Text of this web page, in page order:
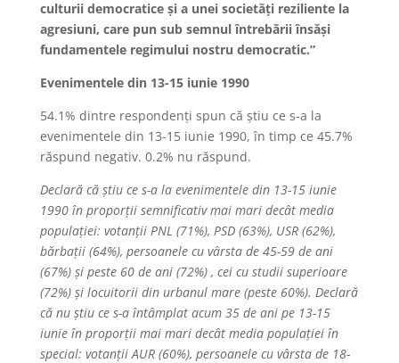
culturii democratice și a unei societăți reziliente la
agresiuni, care pun sub semnul întrebării însăși
fundamentele regimului nostru democratic.”
Evenimentele din 13-15 iunie 1990
54.1% dintre respondenți spun că știu ce s-a la
evenimentele din 13-15 iunie 1990, în timp ce 45.7%
răspund negativ. 0.2% nu răspund.
Declară că știu ce s-a la evenimentele din 13-15 iunie
1990 în proporții semnificativ mai mari decât media
populației: votanții PNL (71%), PSD (63%), USR (62%),
bărbații (64%), persoanele cu vârsta de 45-59 de ani
(67%) și peste 60 de ani (72%) , cei cu studii superioare
(72%) și locuitorii din urbanul mare (peste 60%). Declară
că nu știu ce s-a întâmplat acum 35 de ani pe 13-15
iunie în proporții mai mari decât media populației în
special: votanții AUR (60%), persoanele cu vârsta de 18-